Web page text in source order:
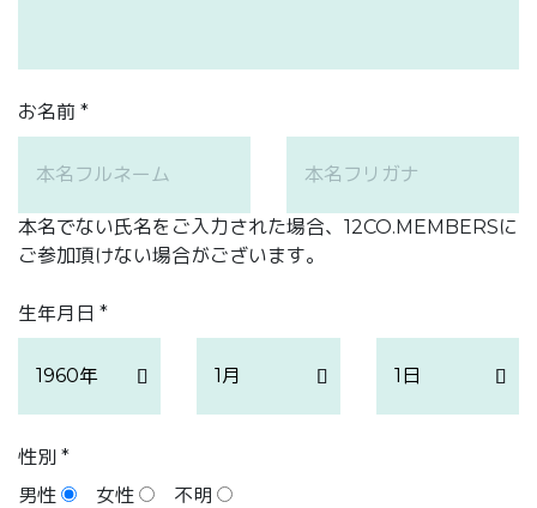
お名前 *
本名でない氏名をご入力された場合、12CO.MEMBERSに
ご参加頂けない場合がございます。
生年月日 *
性別 *
男性
女性 不明